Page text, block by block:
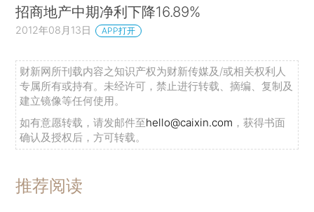
招商地产中期净利下降16.89%
2012年08月13日 APP打开
财新网所刊载内容之知识产权为财新传媒及/或相关权利人
专属所有或持有。未经许可，禁止进行转载、摘编、复制及
建立镜像等任何使用。
如有意愿转载，请发邮件至hello@caixin.com ，获得书面
确认及授权后，方可转载。
推荐阅读